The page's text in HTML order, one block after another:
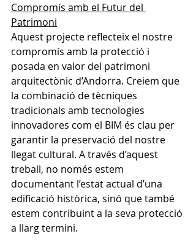
Compromís amb el Futur del
Patrimoni
Aquest projecte reflecteix el nostre
compromís amb la protecció i
posada en valor del patrimoni
arquitectònic d’Andorra. Creiem que
la combinació de tècniques
tradicionals amb tecnologies
innovadores com el BIM és clau per
garantir la preservació del nostre
llegat cultural. A través d’aquest
treball, no només estem
documentant l’estat actual d’una
edificació històrica, sinó que també
estem contribuint a la seva protecció
a llarg termini.